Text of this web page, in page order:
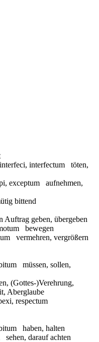
interfectum töten,
exceptum aufnehmen,
bittend
Auftrag geben, übergeben
bewegen
vermehren, vergrößern
müssen, sollen,
(Gottes-)Verehrung,
Aberglaube
respectum
haben, halten
darauf achten